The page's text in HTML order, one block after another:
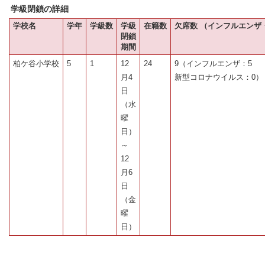
学級閉鎖の詳細
学校名
学年 学級数
学級
閉鎖
期間
在籍数 欠席数 （インフルエンザ
柏ケ谷小学校 5 1
12
月4
日
（水
曜
日）
～
12
月6
日
（金
曜
日）
24
9（インフルエンザ：5
新型コロナウイルス：0）